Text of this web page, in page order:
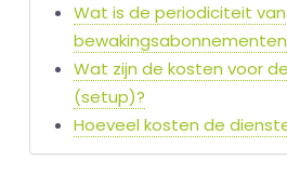
Wat is de periodiciteit
Wat zijn de kosten voor
(setup)?
Hoeveel kosten de